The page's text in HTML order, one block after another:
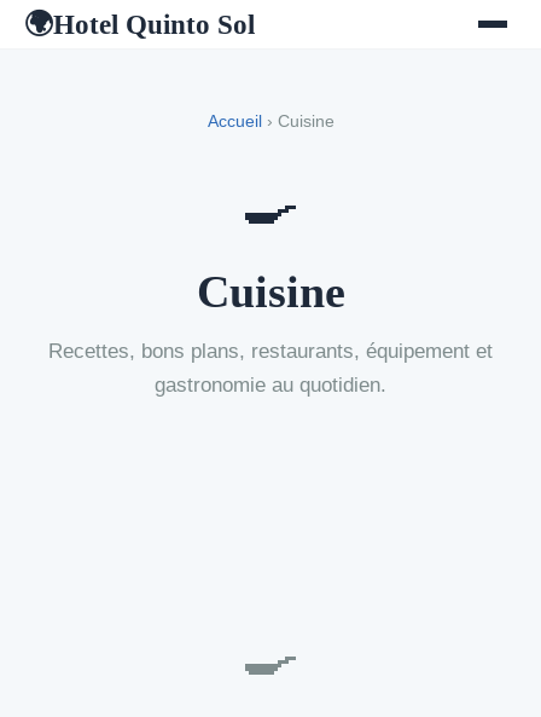
🌍Hotel Quinto Sol
Accueil › Cuisine
🍳
Cuisine
Recettes, bons plans, restaurants, équipement et
gastronomie au quotidien.
🍳